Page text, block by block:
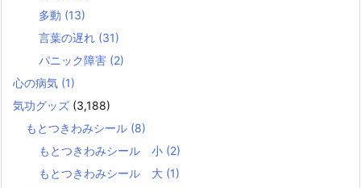
多動 (13)
言葉の遅れ (31)
パニック障害 (2)
心の病気 (1)
気功グッズ (3,188)
もとつきわみシール (8)
もとつきわみシール 小 (2)
もとつきわみシール 大 (1)